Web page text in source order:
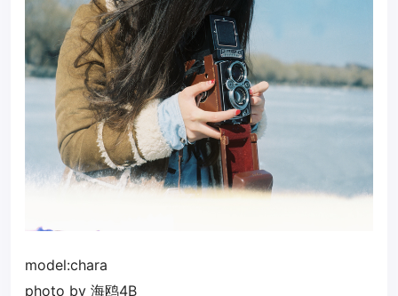
model:chara
photo by 海鸥4B